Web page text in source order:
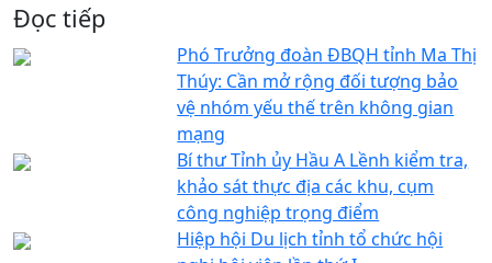
Đọc tiếp
Phó Trưởng đoàn ĐBQH tỉnh Ma Thị
Thúy: Cần mở rộng đối tượng bảo
vệ nhóm yếu thế trên không gian
mạng
Bí thư Tỉnh ủy Hầu A Lềnh kiểm tra,
khảo sát thực địa các khu, cụm
công nghiệp trọng điểm
Hiệp hội Du lịch tỉnh tổ chức hội